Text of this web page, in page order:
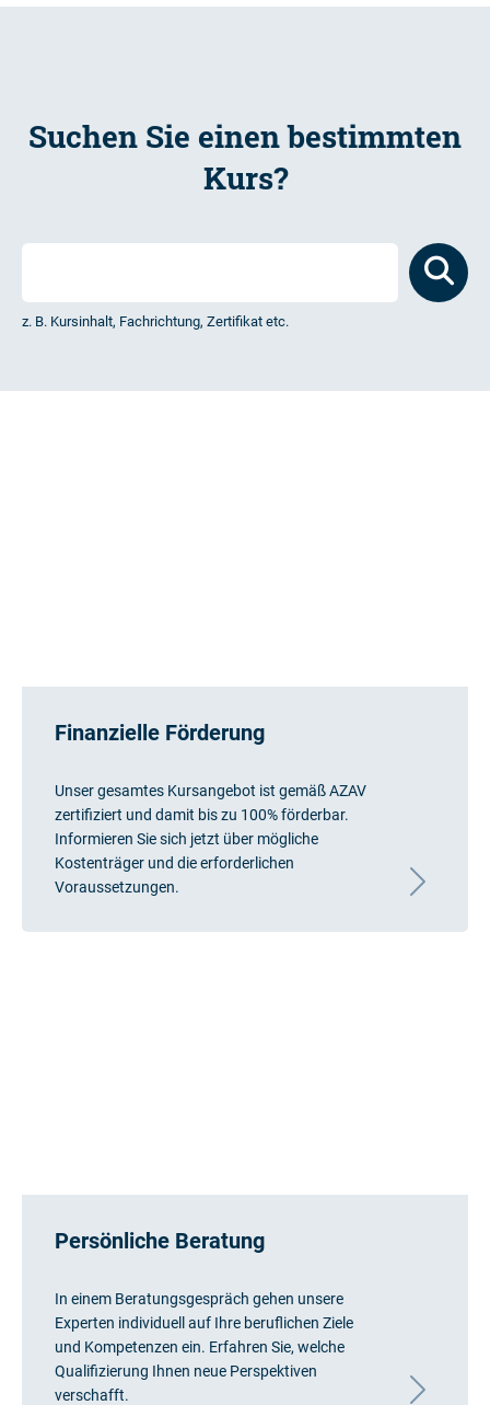
Suchen Sie einen bestimmten
Kurs?
z. B. Kursinhalt, Fachrichtung, Zertifikat etc.
Finanzielle Förderung
Unser gesamtes Kursangebot ist gemäß AZAV
zertifiziert und damit bis zu 100% förderbar.
Informieren Sie sich jetzt über mögliche
Kostenträger und die erforderlichen
Voraussetzungen.
Persönliche Beratung
In einem Beratungsgespräch gehen unsere
Experten individuell auf Ihre beruflichen Ziele
und Kompetenzen ein. Erfahren Sie, welche
Qualifizierung Ihnen neue Perspektiven
verschafft.